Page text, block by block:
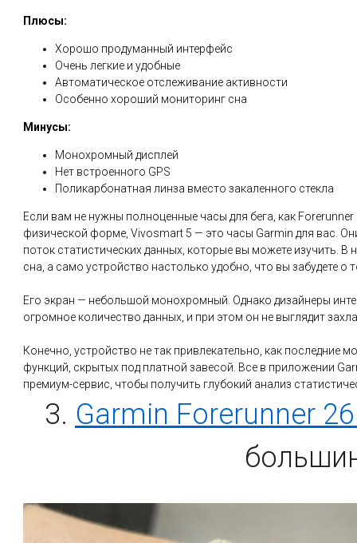
Плюсы:
Хорошо продуманный интерфейс
Очень легкие и удобные
Автоматическое отслеживание активности
Особенно хороший мониторинг сна
Минусы:
Монохромный дисплей
Нет встроенного GPS
Поликарбонатная линза вместо закаленного стекла
Если вам не нужны полноценные часы для бега, как
физической форме, Vivosmart 5 — это часы Garmin для вас.
поток статистических данных, которые вы можете изучить.
сна, а само устройство настолько удобно, что вы забудете о
Его экран — небольшой монохромный. Однако дизайнеры
огромное количество данных, и при этом он не выглядит
Конечно, устройство не так привлекательно, как последние
функций, скрытых под платной завесой. Все в приложении
премиум-сервис, чтобы получить глубокий анализ
3. Garmin Forerunner